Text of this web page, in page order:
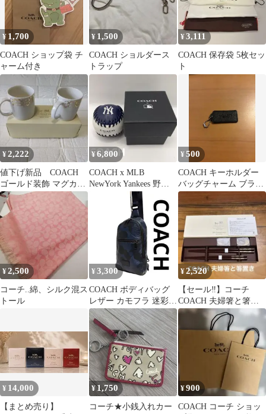
¥ 1,700
COACH ショップ袋 チ
ャーム付き
¥ 1,500
COACH ショルダース
トラップ
¥3,111
COACH 保存袋 5枚セッ
ト
¥2,222
値下げ新品 COACH
ゴールド装飾 マグカッ
プ 2個セット
¥6,800
COACH x MLB
NewYork Yankees 野球
ボール インテリア
¥500
COACH キーホルダー
バッグチャーム ブラッ
ク
¥2,500
コーチ..綿、シルク混ス
トール
¥ 3,300
COACH ボディバッグ
レザー カモフラ 迷彩
ネイビー コーチ E58
¥2,520
【セール‼️】コーチ
COACH 夫婦箸と箸置
き(レクサスとのコラ
ボ)アニバーサリー
¥ 14,000
【まとめ売り】
¥1,750
コーチ★小銭入れカー
¥900
COACH コーチ ショッ